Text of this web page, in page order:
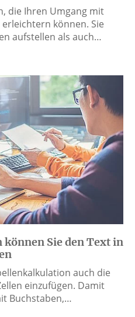
die Ihren Umgang mit
können. Sie
aufstellen als auch…
Sie den Text in
auch die
einzufügen. Damit
Buchstaben,…